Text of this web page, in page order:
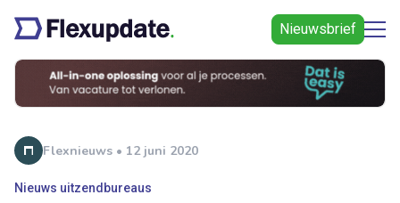
Nieuwsbrief
Flexnieuws • 12 juni 2020
Nieuws uitzendbureaus